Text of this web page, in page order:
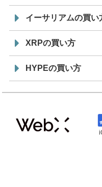
イーサリアムの買い
XRPの買い方
HYPEの買い方